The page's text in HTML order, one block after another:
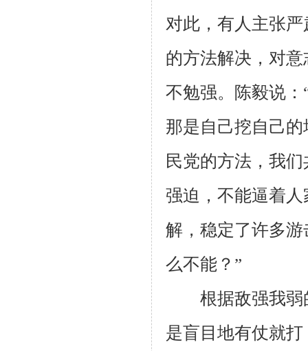
对此，有人主张
的方法解决，对
不勉强。陈毅说
那是自己挖自己
民党的方法，我
强迫，不能逼着
解，稳定了许多
么不能？”
根据敌强我弱
是盲目地有仗就